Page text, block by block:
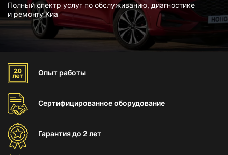
Полный спектр услуг по обслуживанию, диагностике
и ремонту Киа
Опыт работы
Сертифицированноеоборудование
Гарантиядо 2 лет